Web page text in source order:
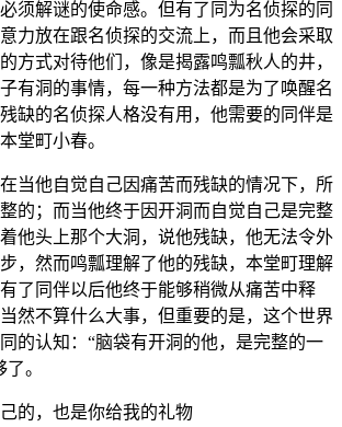
须解谜的使命感。但有了同为名侦探的同
力放在跟名侦探的交流上，而且他会采取
方式对待他们，像是揭露鸣瓢秋人的井，
有洞的事情，每一种方法都是为了唤醒名
缺的名侦探人格没有用，他需要的同伴是
堂町小春。
当他自觉自己因痛苦而残缺的情况下，所
的；而当他终于因开洞而自觉自己是完整
他头上那个大洞，说他残缺，他无法令外
，然而鸣瓢理解了他的残缺，本堂町理解
了同伴以后他终于能够稍微从痛苦中释
然不算什么大事，但重要的是，这个世界
的认知：“脑袋有开洞的他，是完整的一
。
的，也是你给我的礼物